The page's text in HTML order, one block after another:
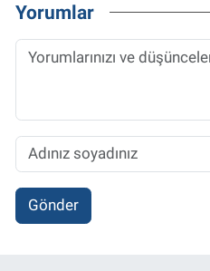
Yorumlar
Gönder